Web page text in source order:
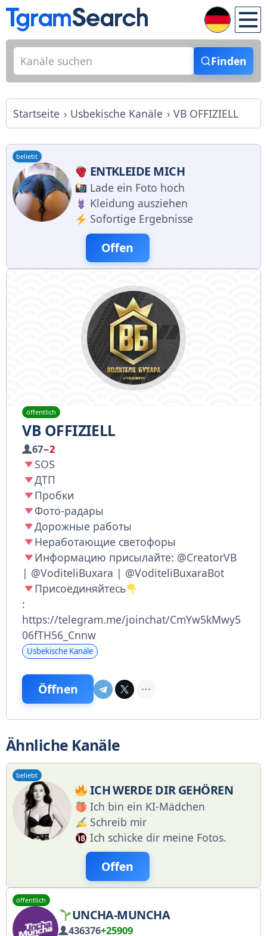
Finden
Startseite Usbekische Kanäle VB OFFIZIELL
beliebt
ENTKLEIDE MICH
Lade ein Foto hoch
Kleidung ausziehen
Sofortige Ergebnisse
Offen
öffentlich
VB OFFIZIELL
67−2
SOS
ДТП
Пробки
Фото-радары
Дорожные работы
Неработающие светофоры
Информацию присылайте: @CreatorVB
| @VoditeliBuxara | @VoditeliBuxaraBot
Присоединяйтесь
:
https://telegram.me/joinchat/CmYw5kMwy5
06fTH56_Cnnw
Usbekische Kanäle
Öffnen
Ähnliche Kanäle
beliebt
ICH WERDE DIR GEHÖREN
Ich bin ein KI-Mädchen
Schreib mir
Ich schicke dir meine Fotos.
Offen
öffentlich
UNCHA-MUNCHA
436376+25909